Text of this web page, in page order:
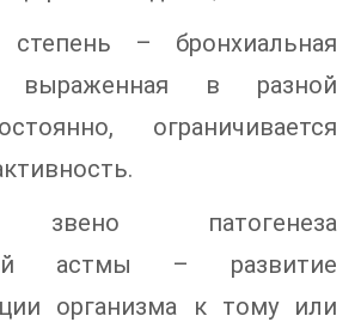
– бронхиальная
выраженная в разной
ограничивается
звено патогенеза
астмы – развитие
организма к тому или